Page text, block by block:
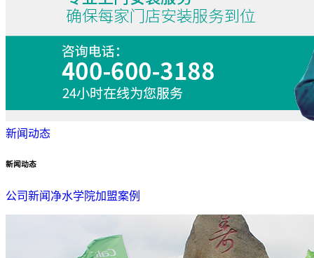
新闻动态
新闻动态
公司新闻 净水学院加盟案例